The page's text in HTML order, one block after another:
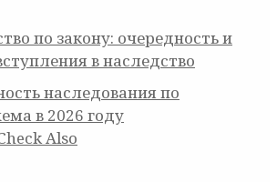
по закону: очередность и
в наследство
наследования по
в 2026 году
Also